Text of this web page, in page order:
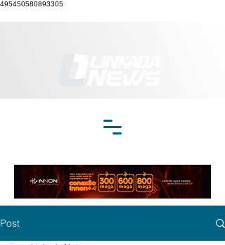
495450580893305
Post